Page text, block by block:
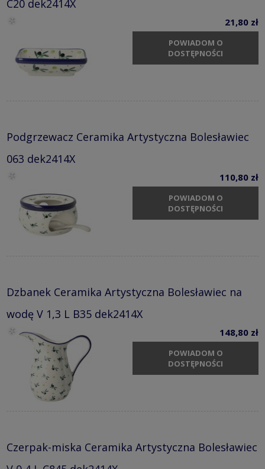
C20 dek2414X
21,80 zł
POWIADOM O
DOSTĘPNOŚCI
Podgrzewacz Ceramika Artystyczna Bolesławiec
063 dek2414X
110,80 zł
POWIADOM O
DOSTĘPNOŚCI
Dzbanek Ceramika Artystyczna Bolesławiec na
wodę V 1,3 L B35 dek2414X
148,80 zł
POWIADOM O
DOSTĘPNOŚCI
Czerpak-miska Ceramika Artystyczna Bolesławiec